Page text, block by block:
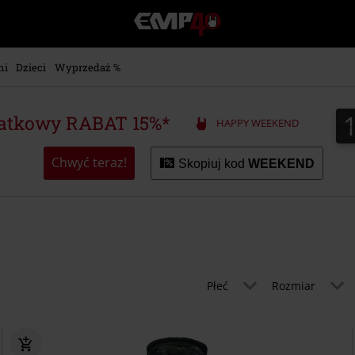
EMP
-
Merch
Seriali
Gier
Dzieci Wyprzedaż %
RABAT 15%* HAPPY WEEKEND 1
1
Chwyć teraz! Skopiuj kod WEEKEND
Płeć Rozmiar